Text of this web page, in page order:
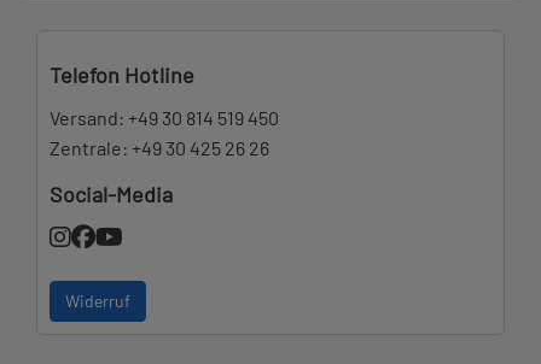
Telefon Hotline
Versand: +49 30 814 519 450
Zentrale: +49 30 425 26 26
Social-Media
Widerruf